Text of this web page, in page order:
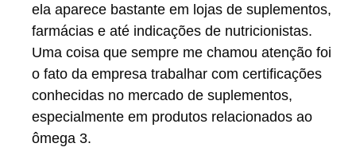
ela aparece bastante em lojas de suplementos,
farmácias e até indicações de nutricionistas.
Uma coisa que sempre me chamou atenção foi
o fato da empresa trabalhar com certificações
conhecidas no mercado de suplementos,
especialmente em produtos relacionados ao
ômega 3.